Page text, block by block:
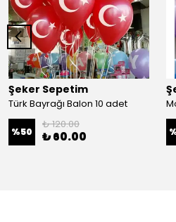
Şeker Sepetim
Türk Bayrağı Balon 10 adet
%50
₺ 120.00
₺ 60.00